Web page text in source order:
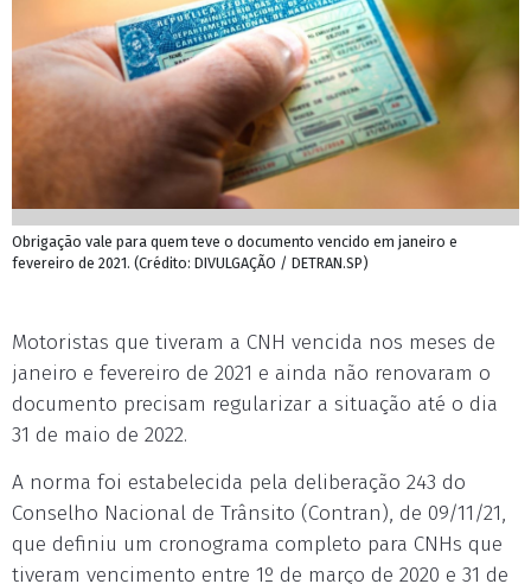
Obrigação vale para quem teve o documento vencido em janeiro e
fevereiro de 2021. (Crédito: DIVULGAÇÃO / DETRAN.SP)
Motoristas que tiveram a CNH vencida nos meses de
janeiro e fevereiro de 2021 e ainda não renovaram o
documento precisam regularizar a situação até o dia
31 de maio de 2022.
A norma foi estabelecida pela deliberação 243 do
Conselho Nacional de Trânsito (Contran), de 09/11/21,
que definiu um cronograma completo para CNHs que
tiveram vencimento entre 1º de março de 2020 e 31 de